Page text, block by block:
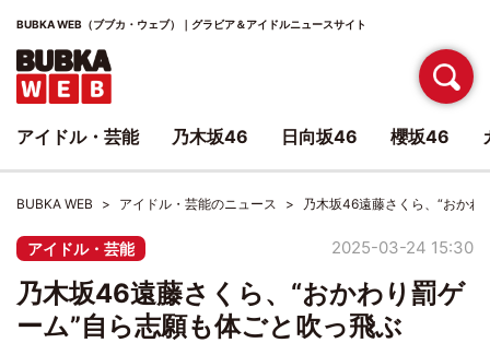
BUBKA WEB（ブブカ・ウェブ）｜グラビア＆アイドルニュースサイト
BUBKA WEB アイドル・芸能のニュース 乃木坂46遠藤さくら、“おかわ
アイドル・芸能 2025-03-24 15:30
乃木坂46遠藤さくら、“おかわり罰ゲ
ーム”自ら志願も体ごと吹っ飛ぶ
アイドル・芸能 乃木坂46 日向坂46 櫻坂46